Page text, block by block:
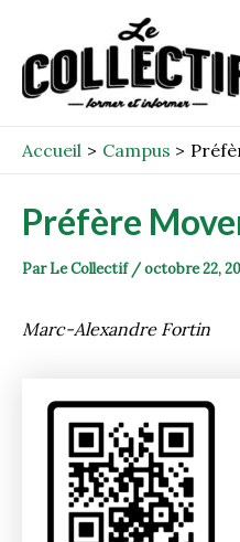
contenu
Accueil Campus
Préfère
ParLe Collectif /octobre 22,
Marc-Alexandre Fortin
navigation